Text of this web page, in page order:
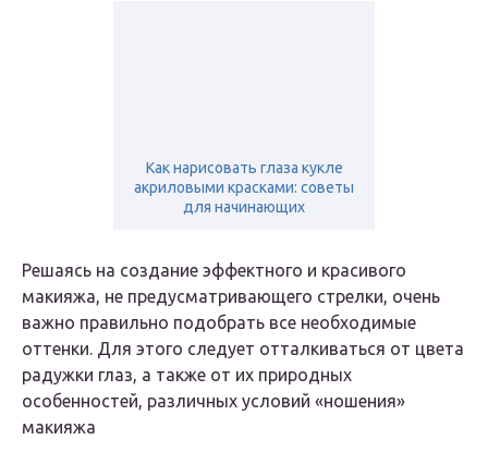
Как нарисовать глаза кукле
акриловыми красками: советы
для начинающих
Решаясь на создание эффектного и красивого
макияжа, не предусматривающего стрелки, очень
важно правильно подобрать все необходимые
оттенки. Для этого следует отталкиваться от цвета
радужки глаз, а также от их природных
особенностей, различных условий «ношения»
макияжа